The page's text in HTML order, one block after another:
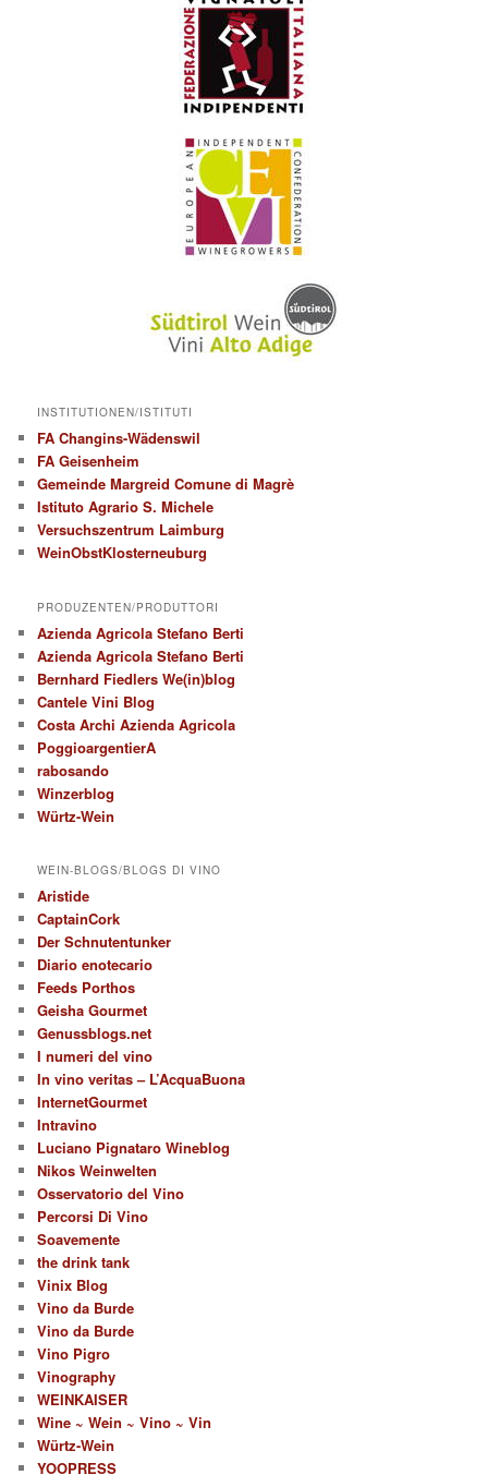
INSTITUTIONEN/ISTITUTI
FA Changins-Wädenswil
FA Geisenheim
Gemeinde Margreid Comune di Magrè
Istituto Agrario S. Michele
Versuchszentrum Laimburg
WeinObstKlosterneuburg
PRODUZENTEN/PRODUTTORI
Azienda Agricola Stefano Berti
Azienda Agricola Stefano Berti
Bernhard Fiedlers We(in)blog
Cantele Vini Blog
Costa Archi Azienda Agricola
PoggioargentierA
rabosando
Winzerblog
Würtz-Wein
WEIN-BLOGS/BLOGS DI VINO
Aristide
CaptainCork
Der Schnutentunker
Diario enotecario
Feeds Porthos
Geisha Gourmet
Genussblogs.net
I numeri del vino
In vino veritas – L’AcquaBuona
InternetGourmet
Intravino
Luciano Pignataro Wineblog
Nikos Weinwelten
Osservatorio del Vino
Percorsi Di Vino
Soavemente
the drink tank
Vinix Blog
Vino da Burde
Vino da Burde
Vino Pigro
Vinography
WEINKAISER
Wine ~ Wein ~ Vino ~ Vin
Würtz-Wein
YOOPRESS